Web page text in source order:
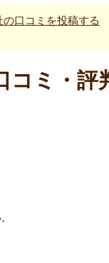
の口コミを投稿する
コミ・評